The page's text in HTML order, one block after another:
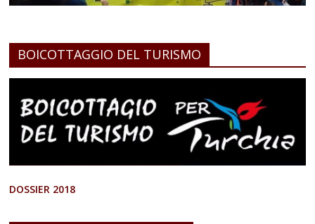
BOICOTTAGGIO DEL TURISMO
DOSSIER 2018